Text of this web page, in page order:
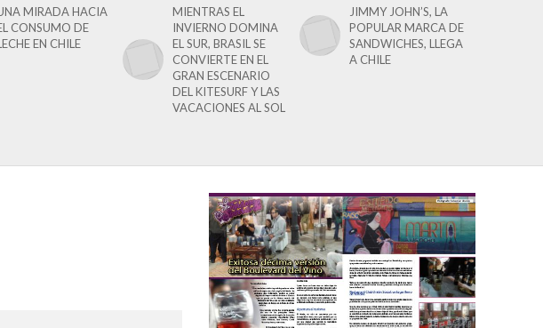
MIRADA HACIA
CONSUMO DE
EN CHILE
MIENTRAS EL
INVIERNO DOMINA
EL SUR, BRASIL SE
CONVIERTE EN EL
GRAN ESCENARIO
DEL KITESURF Y LAS
VACACIONES AL SOL
JIMMY JOHN’S, LA
POPULAR MARCA DE
SANDWICHES, LLEGA
A CHILE